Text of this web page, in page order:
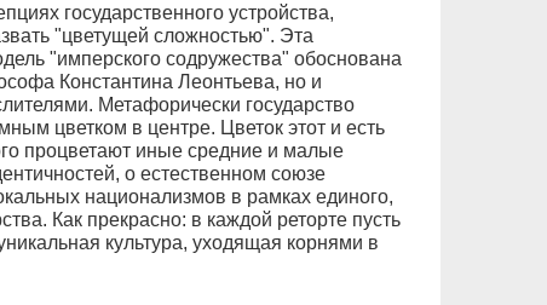
государственного устройства,
"цветущей сложностью". Эта
"имперского содружества" обоснована
Константина Леонтьева, но и
Метафорически государство
цветком в центре. Цветок этот и есть
процветают иные средние и малые
о естественном союзе
национализмов в рамках единого,
Как прекрасно: в каждой реторте пусть
культура, уходящая корнями в